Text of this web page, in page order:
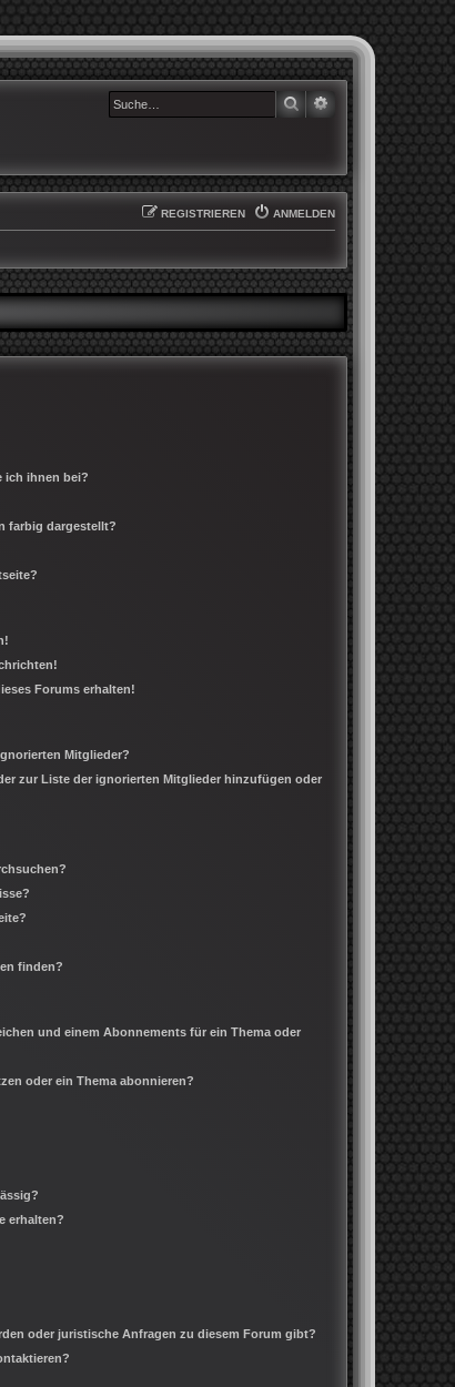
SUCHE
ANMELDEN
REGISTRIEREN
ich ihnen bei?
farbig dargestellt?
Forums erhalten!
Mitglieder?
zur Liste der ignorierten Mitglieder hinzufügen oder
finden?
und einem Abonnements für ein Thema oder
oder ein Thema abonnieren?
erhalten?
oder juristische Anfragen zu diesem Forum gibt?